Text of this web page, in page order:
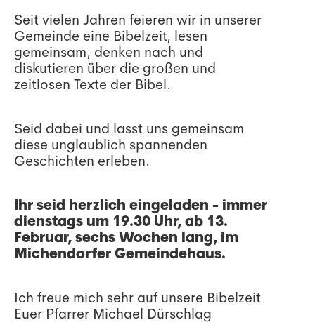
Seit vielen Jahren feieren wir in unserer
Gemeinde eine Bibelzeit, lesen
gemeinsam, denken nach und
diskutieren über die großen und
zeitlosen Texte der Bibel.
Seid dabei und lasst uns gemeinsam
diese unglaublich spannenden
Geschichten erleben.
Ihr seid herzlich eingeladen - immer
dienstags um 19.30 Uhr, ab 13.
Februar, sechs Wochen lang, im
Michendorfer Gemeindehaus.
Ich freue mich sehr auf unsere Bibelzeit
Euer Pfarrer Michael Dürschlag